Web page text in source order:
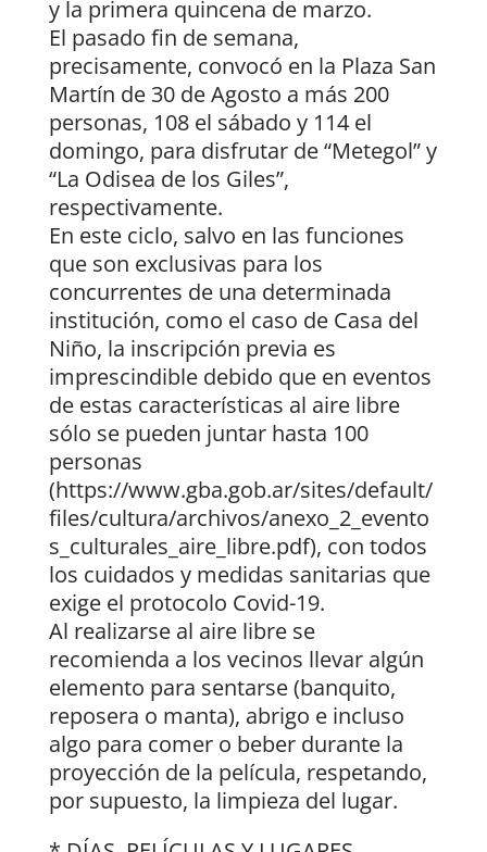
y la primera quincena de marzo.
El pasado fin de semana,
precisamente, convocó en la Plaza San
Martín de 30 de Agosto a más 200
personas, 108 el sábado y 114 el
domingo, para disfrutar de “Metegol” y
“La Odisea de los Giles”,
respectivamente.
En este ciclo, salvo en las funciones
que son exclusivas para los
concurrentes de una determinada
institución, como el caso de Casa del
Niño, la inscripción previa es
imprescindible debido que en eventos
de estas características al aire libre
sólo se pueden juntar hasta 100
personas
(https://www.gba.gob.ar/sites/default/
files/cultura/archivos/anexo_2_evento
s_culturales_aire_libre.pdf), con todos
los cuidados y medidas sanitarias que
exige el protocolo Covid-19.
Al realizarse al aire libre se
recomienda a los vecinos llevar algún
elemento para sentarse (banquito,
reposera o manta), abrigo e incluso
algo para comer o beber durante la
proyección de la película, respetando,
por supuesto, la limpieza del lugar.